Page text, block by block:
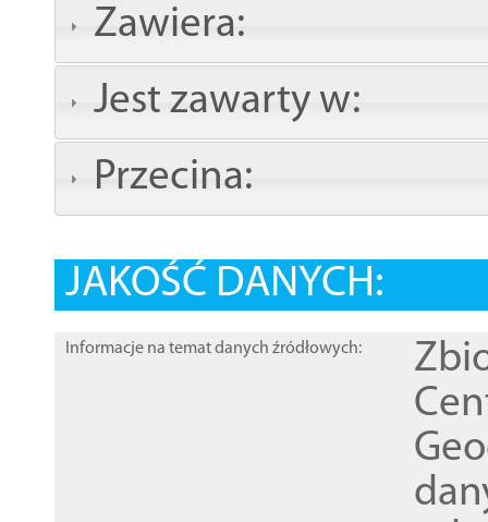
Zawiera:
Jest zawarty w:
Przecina:
JAKOŚĆ DANYCH:
Informacje na temat danych źródłowych: